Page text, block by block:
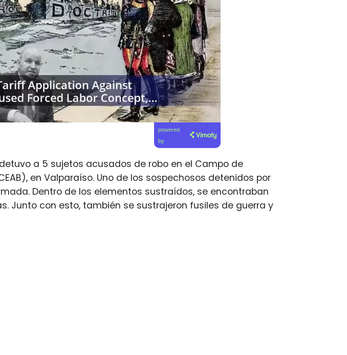
powered
by
a 5 sujetos acusados de robo en el Campo de
en Valparaíso. Uno de los sospechosos detenidos por
Dentro de los elementos sustraídos, se encontraban
Junto con esto, también se sustrajeron fusiles de guerra y